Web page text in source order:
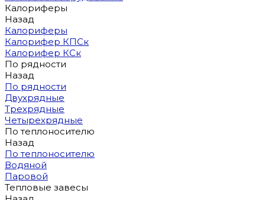
Калориферы
Назад
Калориферы
Калорифер КПСк
Калорифер КСк
По рядности
Назад
По рядности
Двухрядные
Трехрядные
Четырехрядные
По теплоносителю
Назад
По теплоносителю
Водяной
Паровой
Тепловые завесы